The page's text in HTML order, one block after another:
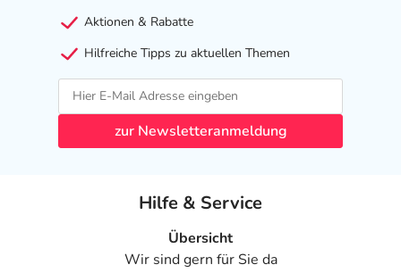
Aktionen & Rabatte
Hilfreiche Tipps zu aktuellen Themen
zur Newsletteranmeldung
Hilfe & Service
Übersicht
Wir sind gern für Sie da